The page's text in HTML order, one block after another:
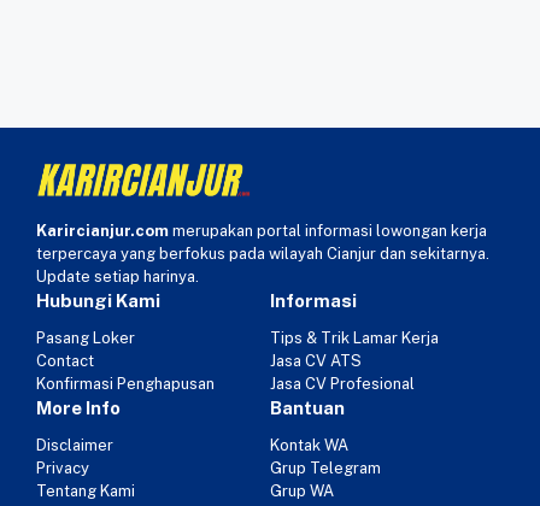
Karircianjur.com merupakan portal informasi lowongan kerja
terpercaya yang berfokus pada wilayah Cianjur dan sekitarnya.
Update setiap harinya.
Hubungi Kami
Pasang Loker
Contact
Konfirmasi Penghapusan
Informasi
Tips & Trik Lamar Kerja
Jasa CV ATS
Jasa CV Profesional
More Info
Disclaimer
Privacy
Tentang Kami
Bantuan
Kontak WA
Grup Telegram
Grup WA